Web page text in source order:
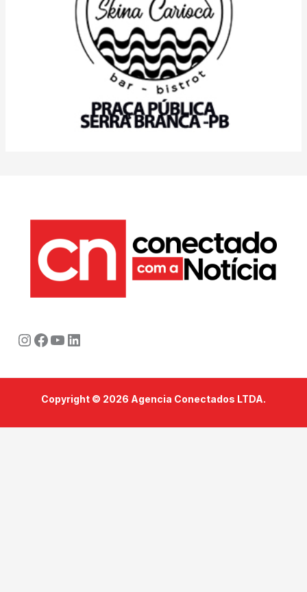
Instagram
Facebook
Youtube
LinkedIn
Copyright © 2026 Agencia Conectados LTDA.